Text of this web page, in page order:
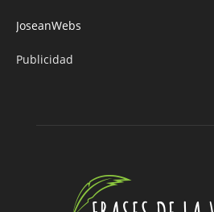
JoseanWebs
Publicidad